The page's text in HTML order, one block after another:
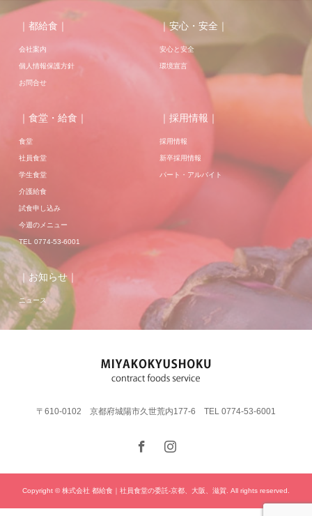
｜都給食｜
会社案内
個人情報保護方針
お問合せ
｜安心・安全｜
安心と安全
環境宣言
｜食堂・給食｜
食堂
社員食堂
学生食堂
介護給食
試食申し込み
今週のメニュー
TEL 0774-53-6001
｜採用情報｜
採用情報
新卒採用情報
パート・アルバイト
｜お知らせ｜
ニュース
〒610-0102 京都府城陽市久世荒内177-6 TEL 0774-53-6001
Copyright © 株式会社 都給食｜社員食堂の委託-京都、大阪、滋賀. All rights reserved.